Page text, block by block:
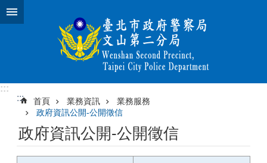
跳到主要內容區塊
:::
:::
首頁 業務資訊
業務服務
政府資訊公開-公開徵信
政府資訊公開-公開徵信